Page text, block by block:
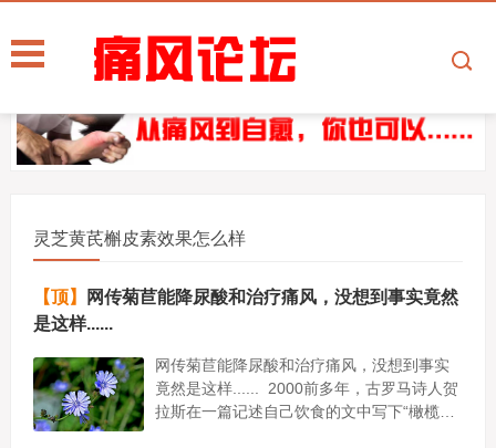
灵芝黄芪槲皮素效果怎么样
【顶】
网传菊苣能降尿酸和治疗痛风，没想到事实竟然
是这样......
网传菊苣能降尿酸和治疗痛风，没想到事实
竟然是这样...... 2000前多年，古罗马诗人贺
拉斯在一篇记述自己饮食的文中写下“橄榄、